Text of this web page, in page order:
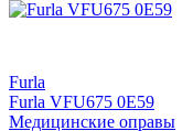
Furla
Furla VFU675 0E59
Медицинские оправы